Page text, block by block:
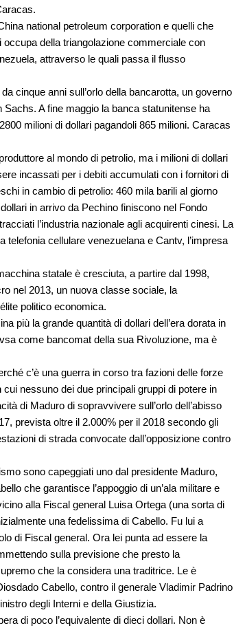
national petroleum corporation e quelli che
della triangolazione commerciale con
attraverso le quali passa il flusso
cinque anni sull’orlo della bancarotta, un governo
A fine maggio la banca statunitense ha
milioni di dollari pagandoli 865 milioni. Caracas
al mondo di petrolio, ma i milioni di dollari
incassati per i debiti accumulati con i fornitori di
in cambio di petrolio: 460 mila barili al giorno
in arrivo da Pechino finiscono nel Fondo
l’industria nazionale agli acquirenti cinesi. La
cellulare venezuelana e Cantv, l’impresa
statale è cresciuta, a partire dal 1998,
nel 2013, un nuova classe sociale, la
politico economica.
più la grande quantità di dollari dell’era dorata in
come bancomat della sua Rivoluzione, ma è
c’è una guerra in corso tra fazioni delle forze
nessuno dei due principali gruppi di potere in
di Maduro di sopravvivere sull’orlo dell’abisso
prevista oltre il 2.000% per il 2018 secondo gli
di strada convocate dall’opposizione contro
sono capeggiati uno dal presidente Maduro,
che garantisce l’appoggio di un’ala militare e
alla Fiscal general Luisa Ortega (una sorta di
una fedelissima di Cabello. Fu lui a
di Fiscal general. Ora lei punta ad essere la
sulla previsione che presto la
che la considera una traditrice. Le è
Cabello, contro il generale Vladimir Padrino
degli Interni e della Giustizia.
di poco l’equivalente di dieci dollari. Non è